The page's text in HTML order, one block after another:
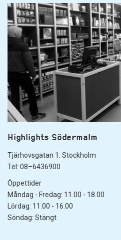
Highlights Södermalm
Tjärhovsgatan 1. Stockholm
Tel: 08–6436900
Öppettider
Måndag - Fredag: 11.00 - 18.00
Lördag: 11.00 - 16.00
Söndag: Stängt